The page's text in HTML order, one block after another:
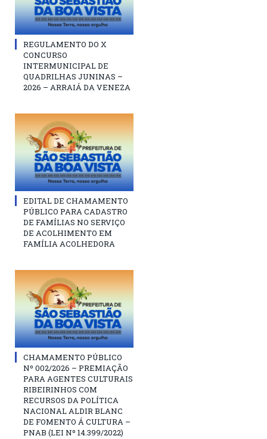
REGULAMENTO DO X
CONCURSO
INTERMUNICIPAL DE
QUADRILHAS JUNINAS –
2026 – ARRAIÁ DA VENEZA
EDITAL DE CHAMAMENTO
PÚBLICO PARA CADASTRO
DE FAMÍLIAS NO SERVIÇO
DE ACOLHIMENTO EM
FAMÍLIA ACOLHEDORA
CHAMAMENTO PÚBLICO
Nº 002/2026 – PREMIAÇÃO
PARA AGENTES CULTURAIS
RIBEIRINHOS COM
RECURSOS DA POLÍTICA
NACIONAL ALDIR BLANC
DE FOMENTO Á CULTURA –
PNAB (LEI Nº 14.399/2022)